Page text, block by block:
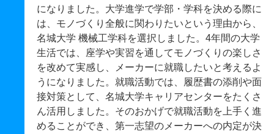
になりました。大学進学で学部・学科を決める際に
は、モノづくり全般に関わりたいという理由から、
名城大学 機械工学科を選択しました。4年間の大学
生活では、座学や実習を通してモノづくりの楽しさ
を改めて実感し、メーカーに就職したいと考えるよ
うになりました。就職活動では、履歴書の添削や面
接対策として、名城大学キャリアセンターをたくさ
ん活用しました。そのおかげで就職活動を上手く進
めることができ、第一志望のメーカーへの内定が決